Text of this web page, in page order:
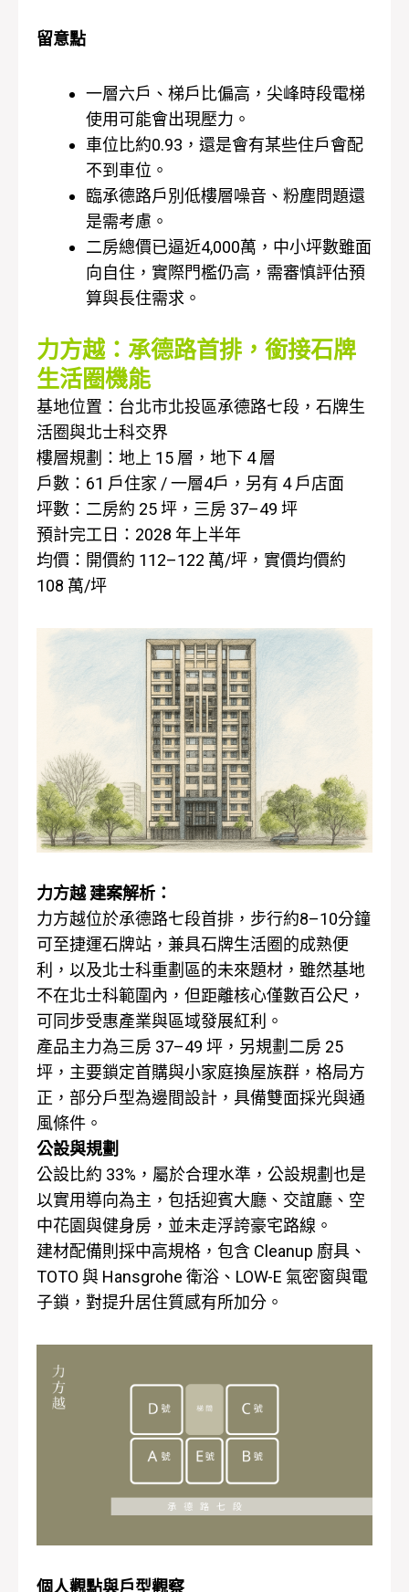
留意點
一層六戶、梯戶比偏高，尖峰時段電梯
使用可能會出現壓力。
車位比約0.93，還是會有某些住戶會配
不到車位。
臨承德路戶別低樓層噪音、粉塵問題還
是需考慮。
二房總價已逼近4,000萬，中小坪數雖面
向自住，實際門檻仍高，需審慎評估預
算與長住需求。
力方越：承德路首排，銜接石牌
生活圈機能
基地位置：台北市北投區承德路七段，石牌生
活圈與北士科交界
樓層規劃：地上 15 層，地下 4 層
戶數：61 戶住家 / 一層4戶，另有 4 戶店面
坪數：二房約 25 坪，三房 37–49 坪
預計完工日：2028 年上半年
均價：開價約 112–122 萬/坪，實價均價約
108 萬/坪
力方越 建案解析：
力方越位於承德路七段首排，步行約8–10分鐘
可至捷運石牌站，兼具石牌生活圈的成熟便
利，以及北士科重劃區的未來題材，雖然基地
不在北士科範圍內，但距離核心僅數百公尺，
可同步受惠產業與區域發展紅利。
產品主力為三房 37–49 坪，另規劃二房 25
坪，主要鎖定首購與小家庭換屋族群，格局方
正，部分戶型為邊間設計，具備雙面採光與通
風條件。
公設與規劃
公設比約 33%，屬於合理水準，公設規劃也是
以實用導向為主，包括迎賓大廳、交誼廳、空
中花園與健身房，並未走浮誇豪宅路線。
建材配備則採中高規格，包含 Cleanup 廚具、
TOTO 與 Hansgrohe 衛浴、LOW-E 氣密窗與電
子鎖，對提升居住質感有所加分。
個人觀點與戶型觀察